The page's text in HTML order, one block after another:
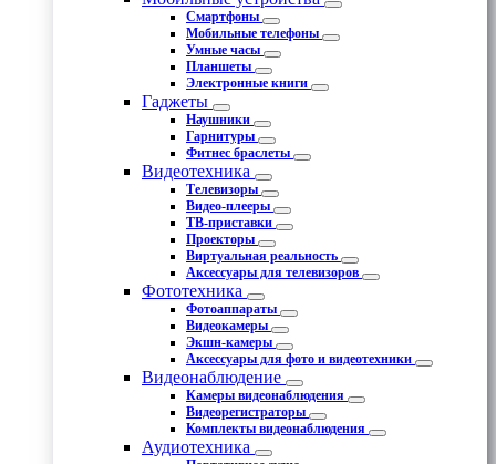
Смартфоны
Мобильные телефоны
Умные часы
Планшеты
Электронные книги
Гаджеты
Наушники
Гарнитуры
Фитнес браслеты
Видеотехника
Телевизоры
Видео-плееры
ТВ-приставки
Проекторы
Виртуальная реальность
Аксессуары для телевизоров
Фототехника
Фотоаппараты
Видеокамеры
Экшн-камеры
Аксессуары для фото и видеотехники
Видеонаблюдение
Камеры видеонаблюдения
Видеорегистраторы
Комплекты видеонаблюдения
Аудиотехника